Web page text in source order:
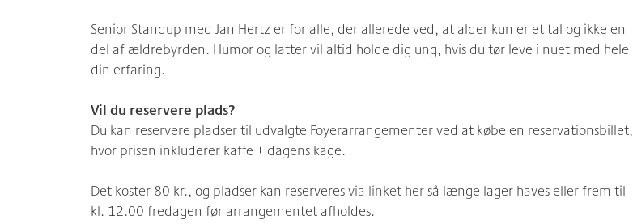
Senior Standup med Jan Hertz er for alle, der allerede ved, at alder kun er et tal og ikke en
del af ældrebyrden. Humor og latter vil altid holde dig ung, hvis du tør leve i nuet med hele
din erfaring.
Vil du reservere plads?
Du kan reservere pladser til udvalgte Foyerarrangementer ved at købe en reservationsbillet,
hvor prisen inkluderer kaffe + dagens kage.
Det koster 80 kr., og pladser kan reserveresvia linket herså længe lager haves eller frem til
kl. 12.00 fredagen før arrangementet afholdes.